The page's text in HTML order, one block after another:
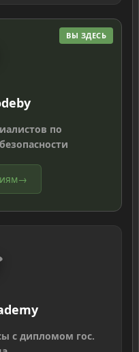
ВЫ ЗДЕСЬ
по
→
с дипломом гос.